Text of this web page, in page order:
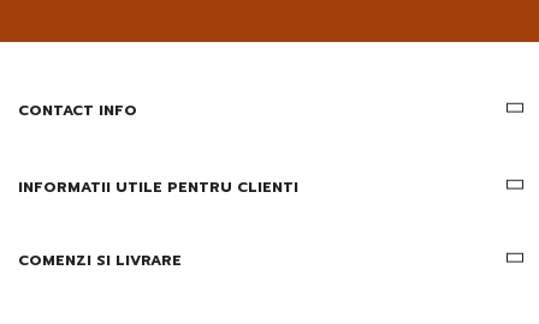
informatii
CONTACT INFO
INFORMATII UTILE PENTRU CLIENTI
COMENZI SI LIVRARE